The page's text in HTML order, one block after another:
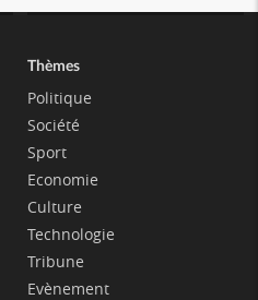
Thèmes
Politique
Société
Sport
Economie
Culture
Technologie
Tribune
Evènement